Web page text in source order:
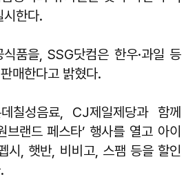
시한다.
품을, SSG닷컴은 한우·과일 등
매한다고 밝혔다.
칠성음료, CJ제일제당과 함께
브랜드 페스타’ 행사를 열고 아이
시, 햇반, 비비고, 스팸 등을 할인